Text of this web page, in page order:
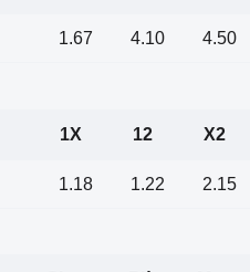
1.67 4.10 4.50
1X 12 X2
1.18 1.22 2.15